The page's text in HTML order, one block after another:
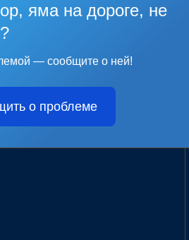
яма на дороге, не
— сообщите о ней!
о проблеме